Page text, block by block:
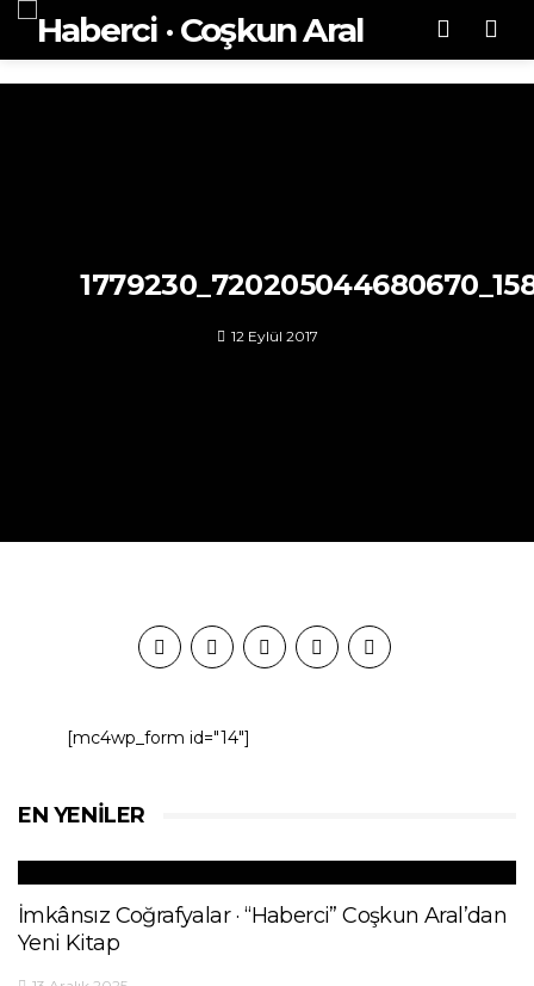
12 Eylül 2017
[mc4wp_form id="14"]
EN YENILER
İmkânsız Coğrafyalar · “Haberci” Coşkun Aral’dan
Yeni Kitap